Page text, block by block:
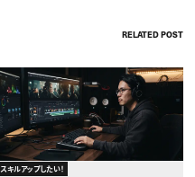
RELATED POST
スキルアップしたい！